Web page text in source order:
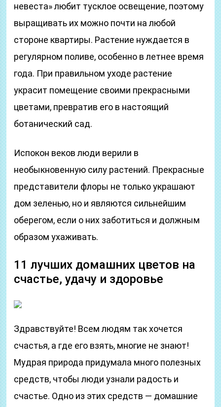
невеста» любит тусклое освещение, поэтому
выращивать их можно почти на любой
стороне квартиры. Растение нуждается в
регулярном поливе, особенно в летнее время
года. При правильном уходе растение
украсит помещение своими прекрасными
цветами, превратив его в настоящий
ботанический сад.
Испокон веков люди верили в
необыкновенную силу растений. Прекрасные
представители флоры не только украшают
дом зеленью, но и являются сильнейшим
оберегом, если о них заботиться и должным
образом ухаживать.
11 лучших домашних цветов на
счастье, удачу и здоровье
Здравствуйте! Всем людям так хочется
счастья, а где его взять, многие не знают!
Мудрая природа придумала много полезных
средств, чтобы люди узнали радость и
счастье. Одно из этих средств — домашние